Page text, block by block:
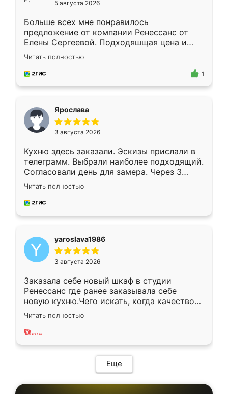
5 августа 2026
Больше всех мне понравилось
предложение от компании Ренессанс от
Елены Сергеевой. Подходяшщая цена и
короткие сроки изготовления. Приехавший
для замера сотрудник Владислав
предложил по моему эскизу самый
Читать полностью
1
Ярослава
3 августа 2026
Кухню здесь заказали. Эскизы прислали в
телеграмм. Выбрали наиболее подходящий.
Согласовали день для замера. Через 3
недели кухня была уже готова. Остались
довольны работой. Спасибо Ренессанс
мебель за качественную работу!
Читать полностью
yaroslava1986
3 августа 2026
Заказала себе новый шкаф в студии
Ренессанс где ранее заказывала себе
новую кухню.Чего искать, когда качеством
вполне довольна. Служит кухня уже почти
два года, нареканий нет.
Читать полностью
Еще